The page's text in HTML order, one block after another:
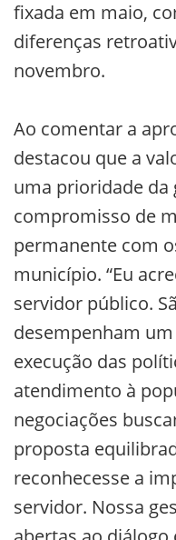
fixada em maio,
diferenças
novembro.
Ao comentar a
destacou que a
uma prioridade da
compromisso de
permanente com
município. “Eu
servidor público.
desempenham
execução das
atendimento à
negociações
proposta
reconhecesse a
servidor. Nossa